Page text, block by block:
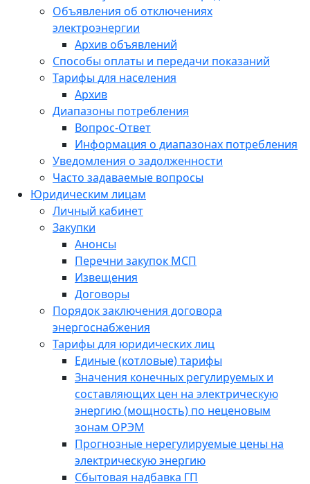
Объявления об отключениях
электроэнергии
Архив объявлений
Способы оплаты и передачи показаний
Тарифы для населения
Архив
Диапазоны потребления
Вопрос-Ответ
Информация о диапазонах потребления
Уведомления о задолженности
Часто задаваемые вопросы
Юридическим лицам
Личный кабинет
Закупки
Анонсы
Перечни закупок МСП
Извещения
Договоры
Порядок заключения договора
энергоснабжения
Тарифы для юридических лиц
Единые (котловые) тарифы
Значения конечных регулируемых и
составляющих цен на электрическую
энергию (мощность) по неценовым
зонам ОРЭМ
Прогнозные нерегулируемые цены на
электрическую энергию
Сбытовая надбавка ГП